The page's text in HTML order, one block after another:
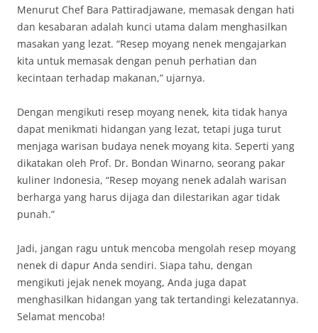
Menurut Chef Bara Pattiradjawane, memasak dengan hati
dan kesabaran adalah kunci utama dalam menghasilkan
masakan yang lezat. “Resep moyang nenek mengajarkan
kita untuk memasak dengan penuh perhatian dan
kecintaan terhadap makanan,” ujarnya.
Dengan mengikuti resep moyang nenek, kita tidak hanya
dapat menikmati hidangan yang lezat, tetapi juga turut
menjaga warisan budaya nenek moyang kita. Seperti yang
dikatakan oleh Prof. Dr. Bondan Winarno, seorang pakar
kuliner Indonesia, “Resep moyang nenek adalah warisan
berharga yang harus dijaga dan dilestarikan agar tidak
punah.”
Jadi, jangan ragu untuk mencoba mengolah resep moyang
nenek di dapur Anda sendiri. Siapa tahu, dengan
mengikuti jejak nenek moyang, Anda juga dapat
menghasilkan hidangan yang tak tertandingi kelezatannya.
Selamat mencoba!